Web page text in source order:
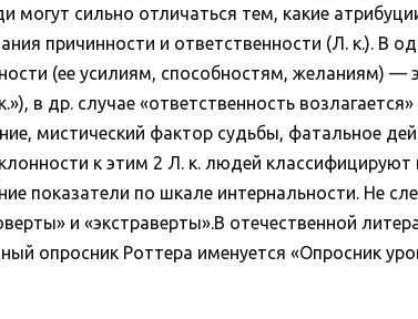
могут сильно отличаться тем, какие
причинности и ответственности (Л. к.). В
(ее усилиям, способностям, желаниям) —
в др. случае «ответственность
мистический фактор судьбы, фатальное
к этим 2 Л. к. людей
показатели по шкале интернальности. Не
и «экстраверты».В отечественной
опросник Роттера именуется «Опросник